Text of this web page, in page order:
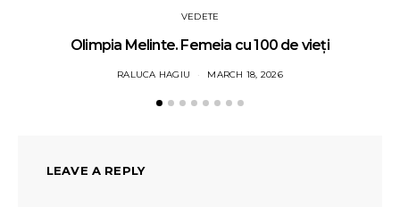
VEDETE
Olimpia Melinte. Femeia cu 100 de vieți
RALUCA HAGIU MARCH 18, 2026
LEAVE A REPLY